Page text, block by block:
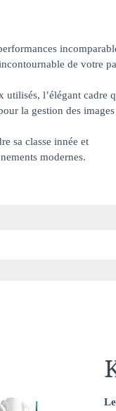
de votre
utilisés, l’élégant cadre
la gestion des images
sa classe innée et
modernes.